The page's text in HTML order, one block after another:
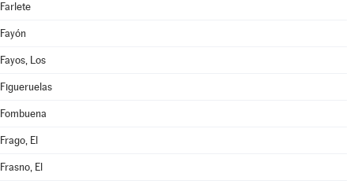
Farlete
Fayón
Fayos, Los
Figueruelas
Fombuena
Frago, El
Frasno, El